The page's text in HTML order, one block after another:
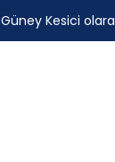
Güney Kesici